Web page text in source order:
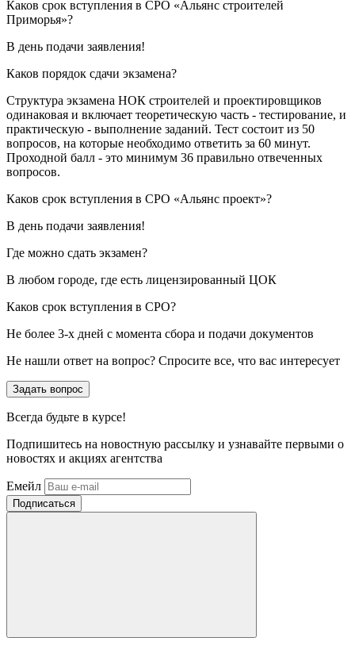
Каков срок вступления в СРО «Альянс строителей
Приморья»?
В день подачи заявления!
Каков порядок сдачи экзамена?
Структура экзамена НОК строителей и проектировщиков
одинаковая и включает теоретическую часть - тестирование, и
практическую - выполнение заданий. Тест состоит из 50
вопросов, на которые необходимо ответить за 60 минут.
Проходной балл - это минимум 36 правильно отвеченных
вопросов.
Каков срок вступления в СРО «Альянс проект»?
В день подачи заявления!
Где можно сдать экзамен?
В любом городе, где есть лицензированный ЦОК
Каков срок вступления в СРО?
Не более 3-х дней с момента сбора и подачи документов
Не нашли ответ на вопрос? Спросите все, что вас интересует
Задать вопрос
Всегда будьте в курсе!
Подпишитесь на новостную рассылку и узнавайте первыми о
новостях и акциях агентства
Емейл